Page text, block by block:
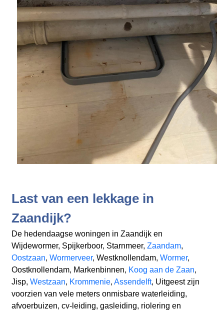
Last van een lekkage in
Zaandijk?
De hedendaagse woningen in Zaandijk en
Wijdewormer, Spijkerboor, Starnmeer, Zaandam,
Oostzaan, Wormerveer, Westknollendam, Wormer,
Oostknollendam, Markenbinnen, Koog aan de Zaan,
Jisp, Westzaan, Krommenie, Assendelft, Uitgeest zijn
voorzien van vele meters onmisbare waterleiding,
afvoerbuizen, cv-leiding, gasleiding, riolering en